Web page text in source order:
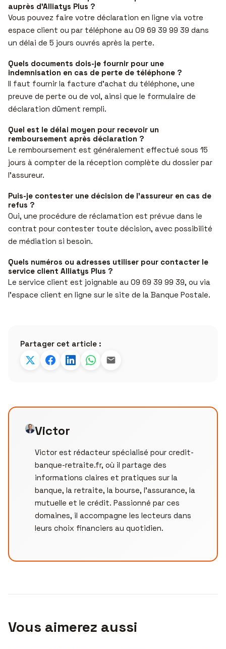
auprès d’Alliatys Plus ?
Vous pouvez faire votre déclaration en ligne via votre
espace client ou par téléphone au 09 69 39 99 39 dans
un délai de 5 jours ouvrés après la perte.
Quels documents dois-je fournir pour une
indemnisation en cas de perte de téléphone ?
Il faut fournir la facture d’achat du téléphone, une
preuve de perte ou de vol, ainsi que le formulaire de
déclaration dûment rempli.
Quel est le délai moyen pour recevoir un
remboursement après déclaration ?
Le remboursement est généralement effectué sous 15
jours à compter de la réception complète du dossier par
l’assureur.
Puis-je contester une décision de l’assureur en cas de
refus ?
Oui, une procédure de réclamation est prévue dans le
contrat pour contester toute décision, avec possibilité
de médiation si besoin.
Quels numéros ou adresses utiliser pour contacter le
service client Alliatys Plus ?
Le service client est joignable au 09 69 39 99 39, ou via
l’espace client en ligne sur le site de la Banque Postale.
Partager cet article :
Victor
Victor est rédacteur spécialisé pour credit-
banque-retraite.fr, où il partage des
informations claires et pratiques sur la
banque, la retraite, la bourse, l’assurance, la
mutuelle et le crédit. Passionné par ces
domaines, il accompagne les lecteurs dans
leurs choix financiers au quotidien.
Vous aimerez aussi